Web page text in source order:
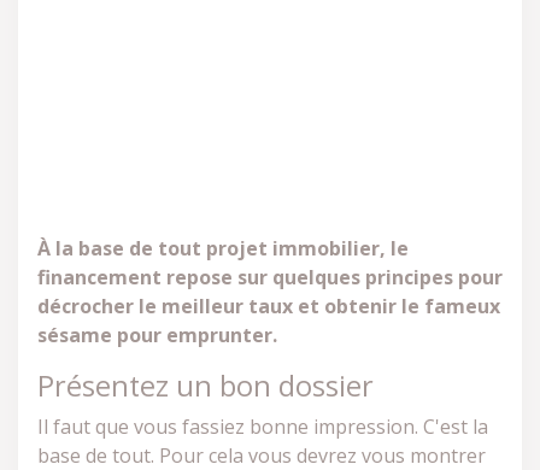
À la base de tout projet immobilier, le
financement repose sur quelques principes pour
décrocher le meilleur taux et obtenir le fameux
sésame pour emprunter.
Présentez un bon dossier
Il faut que vous fassiez bonne impression. C'est la
base de tout. Pour cela vous devrez vous montrer